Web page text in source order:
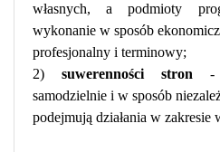
własnych, a podmioty
wykonanie w sposób
profesjonalny i terminowy;
2) suwerenności stron -
samodzielnie i w sposób
podejmują działania w zakresie